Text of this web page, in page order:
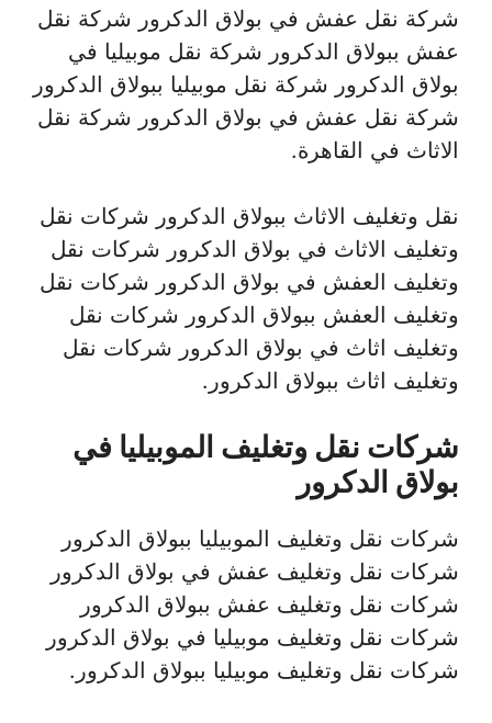
شركة نقل عفش في بولاق الدكرور شركة نقل
عفش ببولاق الدكرور شركة نقل موبيليا في
بولاق الدكرور شركة نقل موبيليا ببولاق الدكرور
شركة نقل عفش في بولاق الدكرور شركة نقل
الاثاث في القاهرة.
نقل وتغليف الاثاث ببولاق الدكرور شركات نقل
وتغليف الاثاث في بولاق الدكرور شركات نقل
وتغليف العفش في بولاق الدكرور شركات نقل
وتغليف العفش ببولاق الدكرور شركات نقل
وتغليف اثاث في بولاق الدكرور شركات نقل
وتغليف اثاث ببولاق الدكرور.
شركات نقل وتغليف الموبيليا في
بولاق الدكرور
شركات نقل وتغليف الموبيليا ببولاق الدكرور
شركات نقل وتغليف عفش في بولاق الدكرور
شركات نقل وتغليف عفش ببولاق الدكرور
شركات نقل وتغليف موبيليا في بولاق الدكرور
شركات نقل وتغليف موبيليا ببولاق الدكرور.